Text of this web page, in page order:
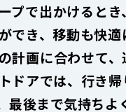
プで出かけると
でき、移動も快
計画に合わせて
ドアでは、行き
最後まで気持ちよ